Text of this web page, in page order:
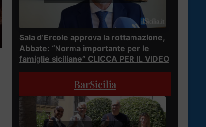
Sala d’Ercole approva la rottamazione,
Abbate: “Norma importante per le
famiglie siciliane” CLICCA PER IL VIDEO
BarSicilia